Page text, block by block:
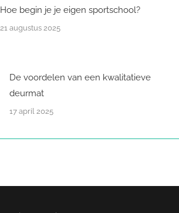
Hoe begin je je eigen sportschool?
21 augustus 2025
De voordelen van een kwalitatieve
deurmat
17 april 2025